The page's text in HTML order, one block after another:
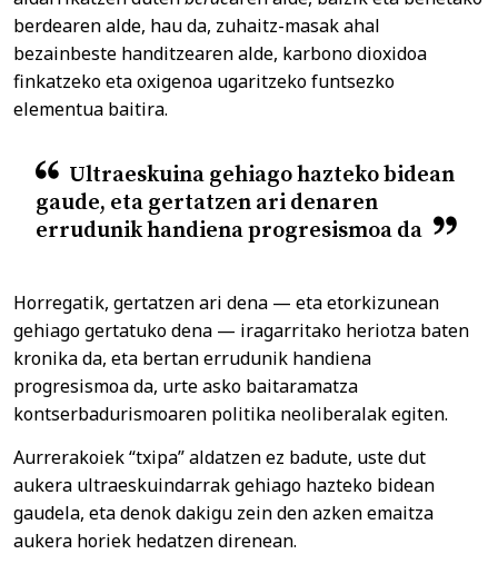
berdearen alde, hau da, zuhaitz-masak ahal
bezainbeste handitzearen alde, karbono dioxidoa
finkatzeko eta oxigenoa ugaritzeko funtsezko
elementua baitira.
Ultraeskuina gehiago hazteko bidean
gaude, eta gertatzen ari denaren
errudunik handiena progresismoa da
Horregatik, gertatzen ari dena — eta etorkizunean
gehiago gertatuko dena — iragarritako heriotza baten
kronika da, eta bertan errudunik handiena
progresismoa da, urte asko baitaramatza
kontserbadurismoaren politika neoliberalak egiten.
Aurrerakoiek “txipa” aldatzen ez badute, uste dut
aukera ultraeskuindarrak gehiago hazteko bidean
gaudela, eta denok dakigu zein den azken emaitza
aukera horiek hedatzen direnean.